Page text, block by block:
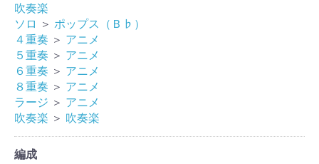
吹奏楽
ソロ ＞ ポップス（Ｂ♭）
４重奏 ＞ アニメ
５重奏 ＞ アニメ
６重奏 ＞ アニメ
８重奏 ＞ アニメ
ラージ ＞ アニメ
吹奏楽 ＞ 吹奏楽
編成